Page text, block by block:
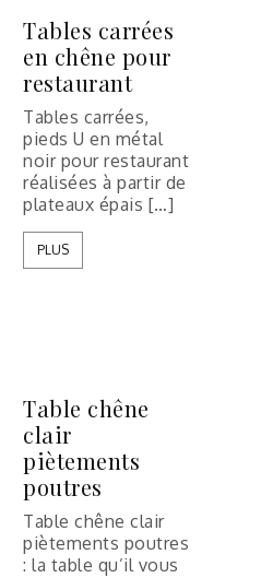
Tables carrées
en chêne pour
restaurant
Tables carrées,
pieds U en métal
noir pour restaurant
réalisées à partir de
plateaux épais […]
PLUS
Table chêne
clair
piètements
poutres
Table chêne clair
piètements poutres
: la table qu’il vous